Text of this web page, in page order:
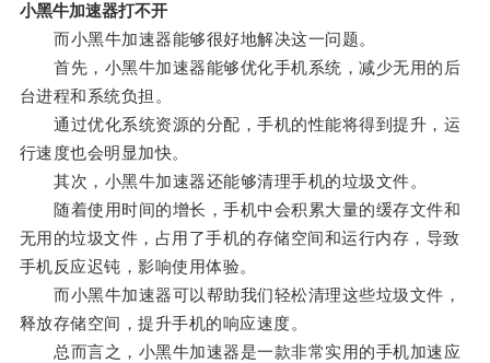
小黑牛加速器打不开
而小黑牛加速器能够很好地解决这一问题。
首先，小黑牛加速器能够优化手机系统，减少无用的后
台进程和系统负担。
通过优化系统资源的分配，手机的性能将得到提升，运
行速度也会明显加快。
其次，小黑牛加速器还能够清理手机的垃圾文件。
随着使用时间的增长，手机中会积累大量的缓存文件和
无用的垃圾文件，占用了手机的存储空间和运行内存，导致
手机反应迟钝，影响使用体验。
而小黑牛加速器可以帮助我们轻松清理这些垃圾文件，
释放存储空间，提升手机的响应速度。
总而言之，小黑牛加速器是一款非常实用的手机加速应